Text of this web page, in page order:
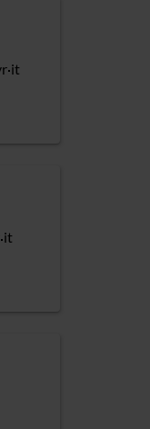
it
it